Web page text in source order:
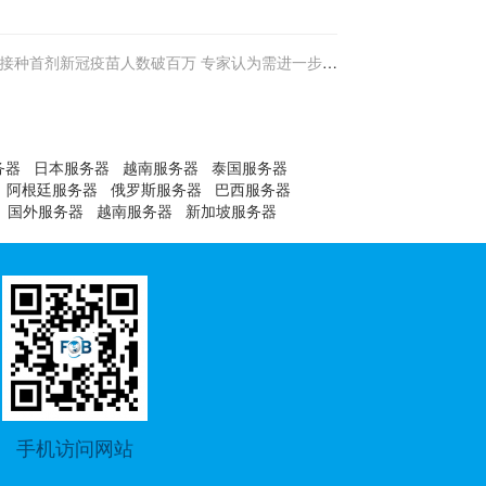
种首剂新冠疫苗人数破百万 专家认为需进一步增
器 日本服务器 越南服务器
泰国服务器
阿根廷服务器
俄罗斯服务器
巴西服务器
国外服务器
越南服务器 新加坡服务器
手机访问网站